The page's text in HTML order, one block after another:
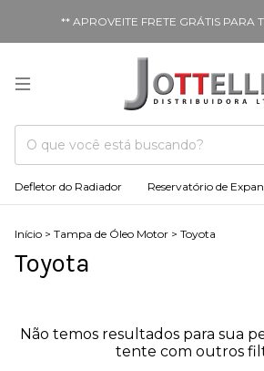
** APROVEITE FRETE GRÁTIS PARA
Defletor do Radiador Reservatório de
Início > Tampa de Óleo Motor > Toyota
Toyota
Não temos resultados para sua
tente com outros